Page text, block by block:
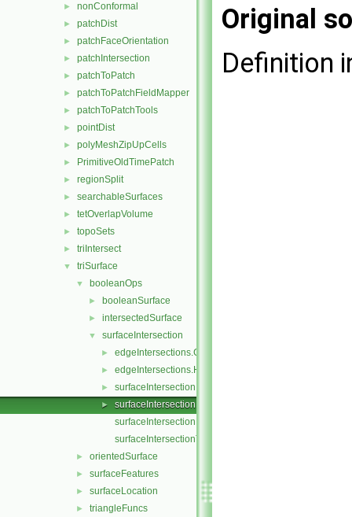
► nonConformal
► patchDist
► patchFaceOrientation
► patchIntersection
► patchToPatch
► patchToPatchFieldMapper
► patchToPatchTools
► pointDist
► polyMeshZipUpCells
► PrimitiveOldTimePatch
► regionSplit
► searchableSurfaces
► tetOverlapVolume
► topoSets
► triIntersect
▼ triSurface
▼ booleanOps
► booleanSurface
► intersectedSurface
▼ surfaceIntersection
► edgeIntersections.C
► edgeIntersections.H
► surfaceIntersection.C
►
surfaceIntersection.H
surfaceIntersectionFuncs.C
surfaceIntersectionTemplates.C
► orientedSurface
► surfaceFeatures
► surfaceLocation
► triangleFuncs
Original
Definition